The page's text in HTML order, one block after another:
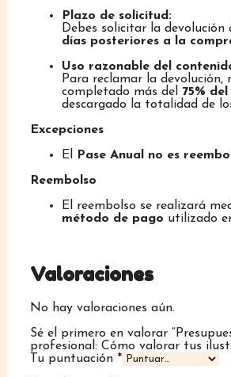
Plazo de solicitud:
Debes solicitar la devolución
días posteriores a la
Uso razonable del
Para reclamar la devolución,
completado más del 75%
descargado la totalidad de
Excepciones
El
Pase Anual no es
Reembolso
El reembolso se realizará
método de pago utilizado
Valoraciones
No hay valoraciones aún.
Sé el primero en valorar
profesional: Cómo valorar tus
Tu puntuación *